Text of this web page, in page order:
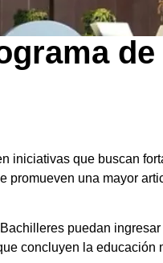
iniciativas que buscan
promueven una mayor
puedan
concluyen la educación